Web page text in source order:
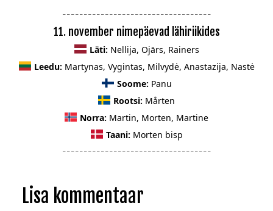
11. november nimepäevad lähiriikides
Läti: Nellija, Ojārs, Rainers
Leedu: Martynas, Vygintas, Milvydė, Anastazija, Nastė
Soome: Panu
Rootsi: Mårten
Norra: Martin, Morten, Martine
Taani: Morten bisp
Lisa kommentaar